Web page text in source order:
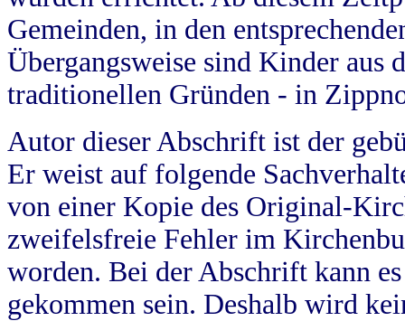
Gemeinden, in den
Übergangsweise sind Kinder aus
traditionellen Gründen - in
Autor dieser Abschrift ist der
Er weist auf folgende
von einer Kopie des Original-
zweifelsfreie Fehler im
worden. Bei der Abschrift kann
gekommen sein. Deshalb wird